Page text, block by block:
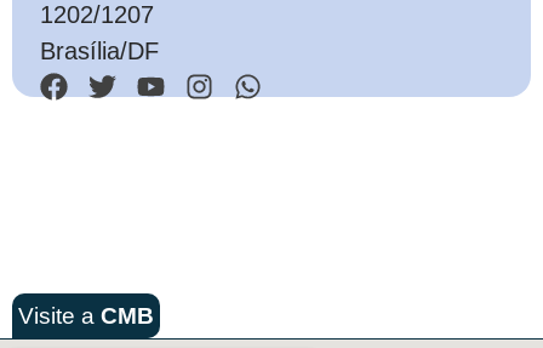
1202/1207
Brasília/DF
Visite a CMB